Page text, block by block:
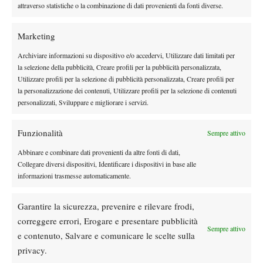
attraverso statistiche o la combinazione di dati provenienti da fonti diverse.
Marketing
Archiviare informazioni su dispositivo e/o accedervi, Utilizzare dati limitati per
la selezione della pubblicità, Creare profili per la pubblicità personalizzata,
Utilizzare profili per la selezione di pubblicità personalizzata, Creare profili per
la personalizzazione dei contenuti, Utilizzare profili per la selezione di contenuti
personalizzati, Sviluppare e migliorare i servizi.
Funzionalità Sempre attivo
Abbinare e combinare dati provenienti da altre fonti di dati,
Collegare diversi dispositivi, Identificare i dispositivi in base alle
informazioni trasmesse automaticamente.
Garantire la sicurezza, prevenire e rilevare frodi,
correggere errori, Erogare e presentare pubblicità
e contenuto, Salvare e comunicare le scelte sulla
privacy.
Sempre attivo
essere più incisivo e chiudere il punto. Nel tennis di oggi diritto e
mentale posso fare progressi. Curo l’aspetto tecnico e quello
atletico con i miei maestri Giuseppe Malevolti ed Urbano Giusti a
Vicchio, dove abito, nel Mugello.
A proposito di servizio, sei conterraneo di Luca Vanni. Che ne
pensi della suaperformancea San Paolo all’età di 29 anni?
perché è un combattente e non si è mai arreso. Personalmente
sono davvero felice per lui.
Per un breve periodo ti sei allenato in Spagna. Come ti sei
Sì, a 16 anni sono stato da giugno a luglio in un’accademia in
Spagna nella quale mi trovai molto bene. Mi piacciono il loro
metodo di lavoro e la loro mentalità e quegli allenamenti mi
hanno aiutato a migliorare. E’ stata una bella esperienza.